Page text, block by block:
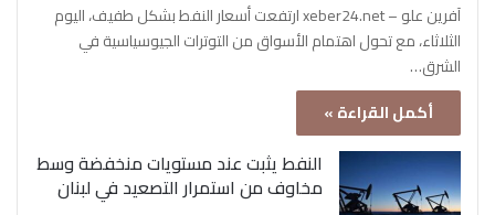
آفرين علو – xeber24.net ارتفعت أسعار النفط بشكل طفيف، اليوم
الثلاثاء، مع تحول اهتمام الأسواق من التوترات الجيوسياسية في
الشرق…
أكمل القراءة »
النفط يثبت عند مستويات منخفضة وسط
مخاوف من استمرار التصعيد في لبنان